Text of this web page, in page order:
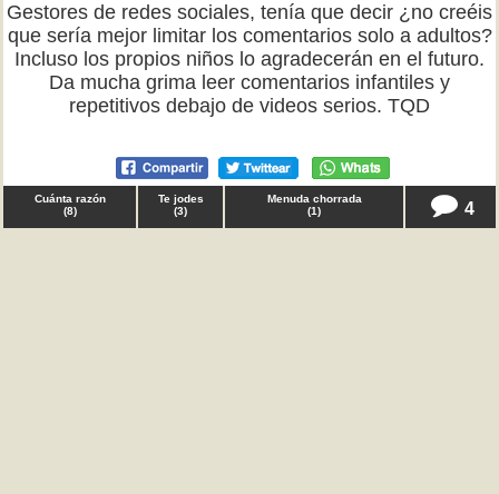
Gestores de redes sociales, tenía que decir ¿no creéis
que sería mejor limitar los comentarios solo a adultos?
Incluso los propios niños lo agradecerán en el futuro.
Da mucha grima leer comentarios infantiles y
repetitivos debajo de videos serios. TQD
Cuánta razón
(8)
Te jodes
(3)
Menuda chorrada
(1) 4